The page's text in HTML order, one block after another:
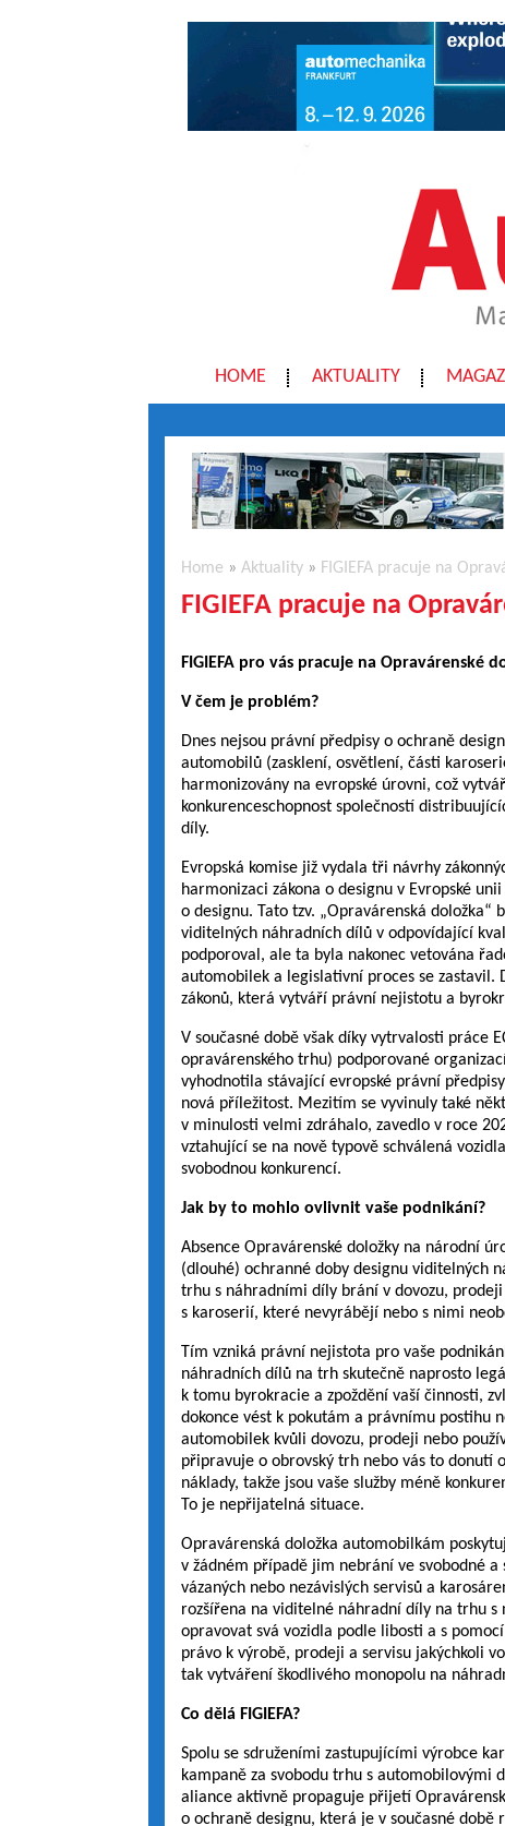
HOME AKTUALITY
Home » Aktuality» FIGIEFA pracuje na
FIGIEFA pracuje na
FIGIEFA pro vás pracuje na Opravárenské
V čem je problém?
Dnes nejsou právní předpisy o ochraně
automobilů (zasklení, osvětlení, části
harmonizovány na evropské úrovni, což
konkurenceschopnost společností
díly.
Evropská komise již vydala tři návrhy
harmonizaci zákona o designu v Evropské
o designu. Tato tzv. „Opravárenská
viditelných náhradních dílů v odpovídající
podporoval, ale ta byla nakonec vetována
automobilek a legislativní proces se zastavil.
zákonů, která vytváří právní nejistotu a
V současné době však díky vytrvalosti práce
opravárenského trhu) podporované
vyhodnotila stávající evropské právní
nová příležitost. Mezitím se vyvinuly také
v minulosti velmi zdráhalo, zavedlo v roce
vztahující se na nově typově schválená
svobodnou konkurencí.
Jak by to mohlo ovlivnit vaše podnikání?
Absence Opravárenské doložky na národní
(dlouhé) ochranné doby designu viditelných
trhu s náhradními díly brání v dovozu,
s karoserií, které nevyrábějí nebo s nimi
Tím vzniká právní nejistota pro vaše
náhradních dílů na trh skutečně naprosto
k tomu byrokracie a zpoždění vaší činnosti,
dokonce vést k pokutám a právnímu postihu
automobilek kvůli dovozu, prodeji nebo
připravuje o obrovský trh nebo vás to donutí
náklady, takže jsou vaše služby méně
To je nepřijatelná situace.
Opravárenská doložka automobilkám
v žádném případě jim nebrání ve svobodné
vázaných nebo nezávislých servisů a
rozšířena na viditelné náhradní díly na trhu
opravovat svá vozidla podle libosti a s
právo k výrobě, prodeji a servisu jakýchkoli
tak vytváření škodlivého monopolu na
Co dělá FIGIEFA?
Spolu se sdruženími zastupujícími výrobce
kampaně za svobodu trhu s automobilovými
aliance aktivně propaguje přijetí
o ochraně designu, která je v současné době